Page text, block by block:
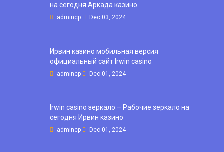
на сегодня Аркада казино
admincp Dec 03, 2024
Ирвин казино мобильная версия
официальный сайт Irwin casino
admincp Dec 01, 2024
Irwin casino зеркало – Рабочие зеркало на
сегодня Ирвин казино
admincp Dec 01, 2024